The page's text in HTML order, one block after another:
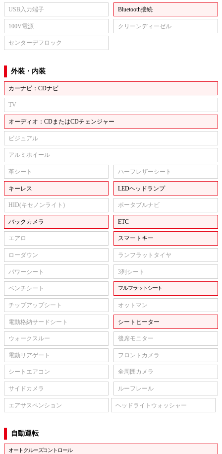
USB入力端子 Bluetooth接続
100V電源 クリーンディーゼル
センターデフロック
外装・内装
カーナビ：CDナビ
TV
オーディオ：CDまたはCDチェンジャー
ビジュアル
アルミホイール
革シート ハーフレザーシート
キーレス LEDヘッドランプ
HID(キセノンライト) ポータブルナビ
バックカメラ ETC
エアロ スマートキー
ローダウン ランフラットタイヤ
パワーシート 3列シート
ベンチシート フルフラットシート
チップアップシート オットマン
電動格納サードシート シートヒーター
ウォークスルー 後席モニター
電動リアゲート フロントカメラ
シートエアコン 全周囲カメラ
サイドカメラ ルーフレール
エアサスペンション ヘッドライトウォッシャー
自動運転
オートクルーズコントロール